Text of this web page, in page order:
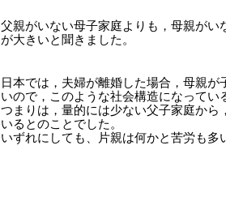
父親がいない母子家庭よりも，母親が
が大きいと聞きました。
日本では，夫婦が離婚した場合，母親
いので，このような社会構造になってい
つまりは，量的には少ない父子家庭から
いるとのことでした。
いずれにしても、片親は何かと苦労も多